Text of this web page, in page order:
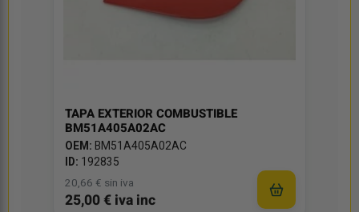
TAPA EXTERIOR COMBUSTIBLE
BM51A405A02AC
OEM: BM51A405A02AC
ID: 192835
20,66 € sin iva
25,00 € iva inc